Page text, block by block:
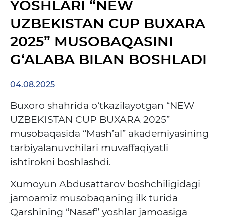
YOSHLARI “NEW
UZBEKISTAN CUP BUXARA
2025” MUSOBAQASINI
G‘ALABA BILAN BOSHLADI
04.08.2025
Buxoro shahrida o‘tkazilayotgan “NEW
UZBEKISTAN CUP BUXARA 2025”
musobaqasida “Mash’al” akademiyasining
tarbiyalanuvchilari muvaffaqiyatli
ishtirokni boshlashdi.
Xumoyun Abdusattarov boshchiligidagi
jamoamiz musobaqaning ilk turida
Qarshining “Nasaf” yoshlar jamoasiga